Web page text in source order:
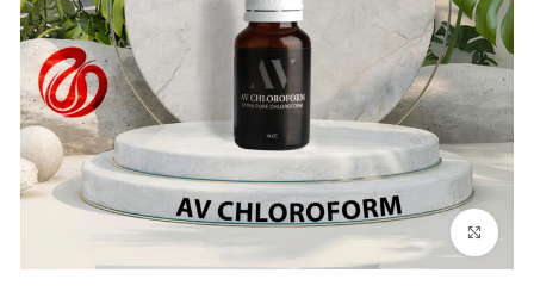
بزرگنمایی تصویر